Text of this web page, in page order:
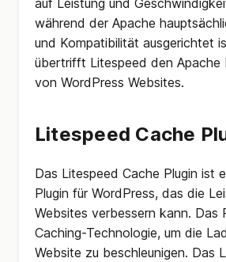
auf Leistung und
während der Apache
und Kompatibilität ausgerichtet
übertrifft Litespeed den Apache
von WordPress Websites.
Litespeed Cache
Das Litespeed Cache Plugin ist
Plugin für WordPress, das die
Websites verbessern kann. Das
Caching-Technologie, um die
Website zu beschleunigen. Das